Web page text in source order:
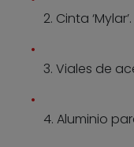
2. Cinta ‘Mylar’.
3. Viales de
4. Aluminio